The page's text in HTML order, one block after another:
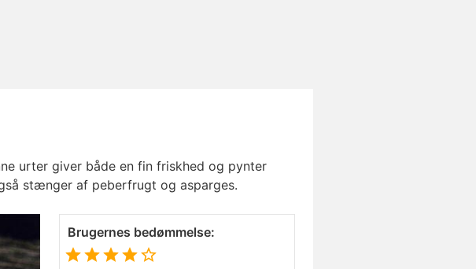
urter giver både en fin friskhed og pynter
stænger af peberfrugt og asparges.
Brugernes bedømmelse: